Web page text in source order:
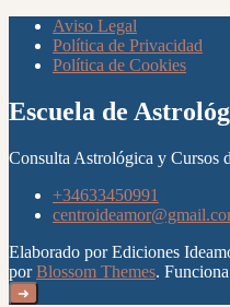
Aviso Legal
Política de Privacidad
Política de Cookies
Escuela de
Consulta Astrológica y Cursos
+34633450991
Elaborado por Ediciones
porBlossom Themes.
➜